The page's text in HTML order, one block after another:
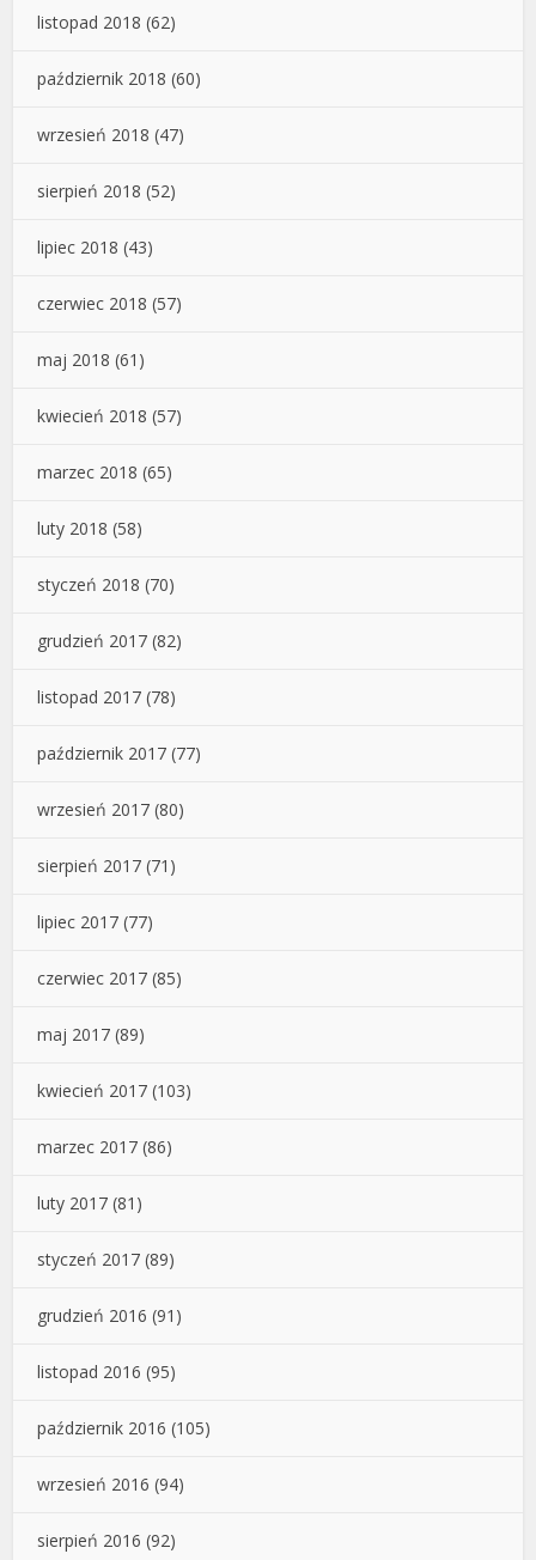
listopad 2018 (62)
październik 2018 (60)
wrzesień 2018 (47)
sierpień 2018 (52)
lipiec 2018 (43)
czerwiec 2018 (57)
maj 2018 (61)
kwiecień 2018 (57)
marzec 2018 (65)
luty 2018 (58)
styczeń 2018 (70)
grudzień 2017 (82)
listopad 2017 (78)
październik 2017 (77)
wrzesień 2017 (80)
sierpień 2017 (71)
lipiec 2017 (77)
czerwiec 2017 (85)
maj 2017 (89)
kwiecień 2017 (103)
marzec 2017 (86)
luty 2017 (81)
styczeń 2017 (89)
grudzień 2016 (91)
listopad 2016 (95)
październik 2016 (105)
wrzesień 2016 (94)
sierpień 2016 (92)